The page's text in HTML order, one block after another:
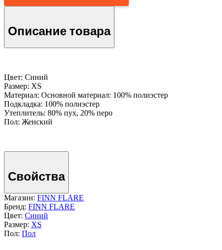
Описание товара
Цвет: Синий
Размер: XS
Материал: Основной материал: 100% полиэстер
Подкладка: 100% полиэстер
Утеплитель: 80% пух, 20% перо
Пол: Женский
Свойства
Магазин: FINN FLARE
Бренд: FINN FLARE
Цвет: Синий
Размер: XS
Пол: Пол